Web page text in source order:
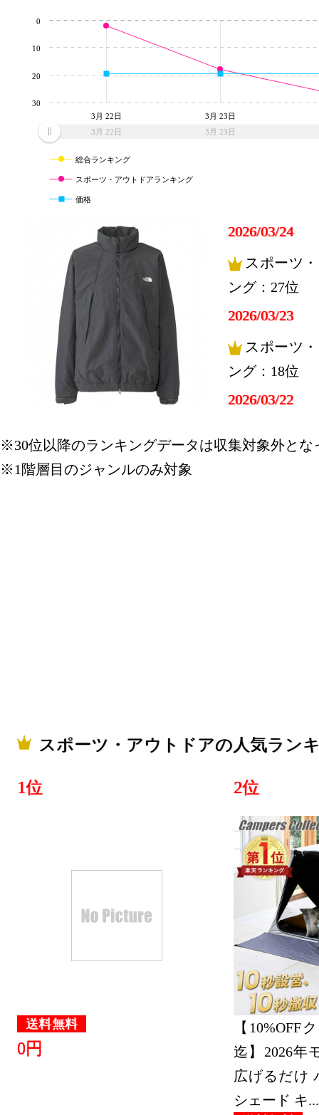
3月 22日 3月 23日
3月 22日 3月 23日
0
10
20
30
総合ランキング
スポーツ・アウトドアランキング
価格
2026/03/24
スポーツ
ング：27位
2026/03/23
スポーツ
ング：18位
2026/03/22
ング：2位
※30位以降のランキングデータは収集対象外とな
※1階層目のジャンルのみ対象
スポーツ・アウトドアの人気ラン
1位
送料無料
0円
2位
【10%OFF
迄】2026年
広げるだけ
シェード キ...